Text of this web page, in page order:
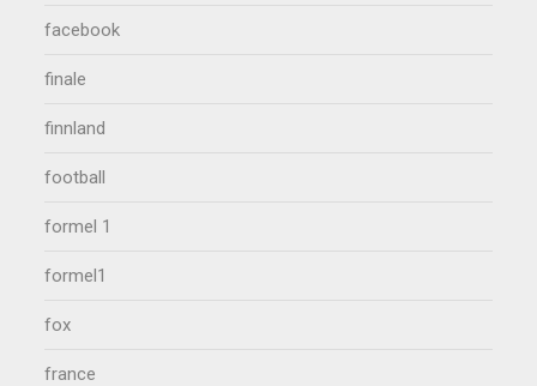
facebook
finale
finnland
football
formel 1
formel1
fox
france